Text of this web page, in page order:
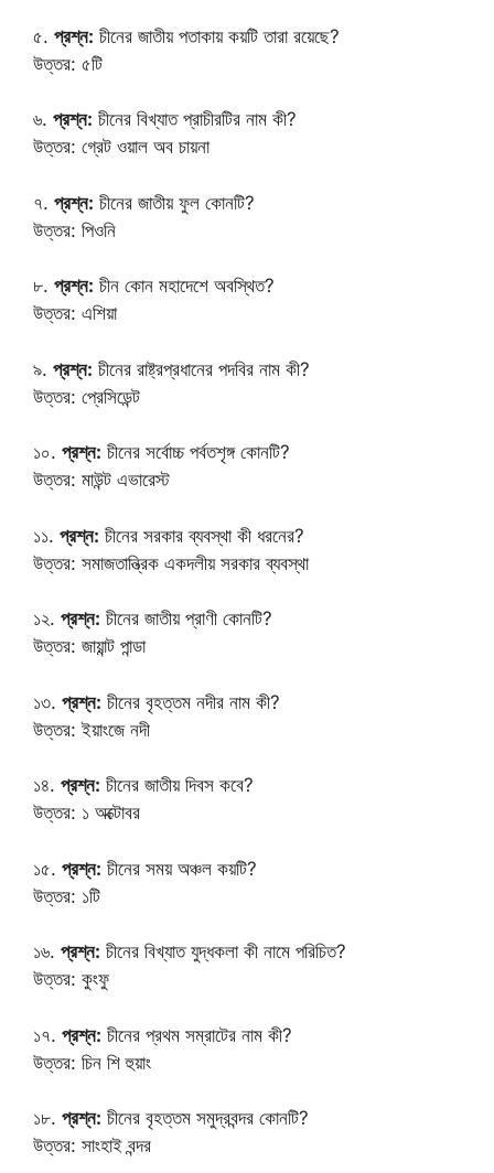
৫. প্রশ্ন: চীনের জাতীয় পতাকায় কয়টি তারা রয়েছে?
উত্তর: ৫টি
৬. প্রশ্ন: চীনের বিখ্যাত প্রাচীরটির নাম কী?
উত্তর: গ্রেট ওয়াল অব চায়না
৭. প্রশ্ন: চীনের জাতীয় ফুল কোনটি?
উত্তর: পিওনি
৮. প্রশ্ন: চীন কোন মহাদেশে অবস্থিত?
উত্তর: এশিয়া
৯. প্রশ্ন: চীনের রাষ্ট্রপ্রধানের পদবির নাম কী?
উত্তর: প্রেসিডেন্ট
১০. প্রশ্ন: চীনের সর্বোচ্চ পর্বতশৃঙ্গ কোনটি?
উত্তর: মাউন্ট এভারেস্ট
১১. প্রশ্ন: চীনের সরকার ব্যবস্থা কী ধরনের?
উত্তর: সমাজতান্ত্রিক একদলীয় সরকার ব্যবস্থা
১২. প্রশ্ন: চীনের জাতীয় প্রাণী কোনটি?
উত্তর: জায়ান্ট পান্ডা
১৩. প্রশ্ন: চীনের বৃহত্তম নদীর নাম কী?
উত্তর: ইয়াংজে নদী
১৪. প্রশ্ন: চীনের জাতীয় দিবস কবে?
উত্তর: ১ অক্টোবর
১৫. প্রশ্ন: চীনের সময় অঞ্চল কয়টি?
উত্তর: ১টি
১৬. প্রশ্ন: চীনের বিখ্যাত যুদ্ধকলা কী নামে পরিচিত?
উত্তর: কুংফু
১৭. প্রশ্ন: চীনের প্রথম সম্রাটের নাম কী?
উত্তর: চিন শি হুয়াং
১৮. প্রশ্ন: চীনের বৃহত্তম সমুদ্রবন্দর কোনটি?
উত্তর: সাংহাই বন্দর